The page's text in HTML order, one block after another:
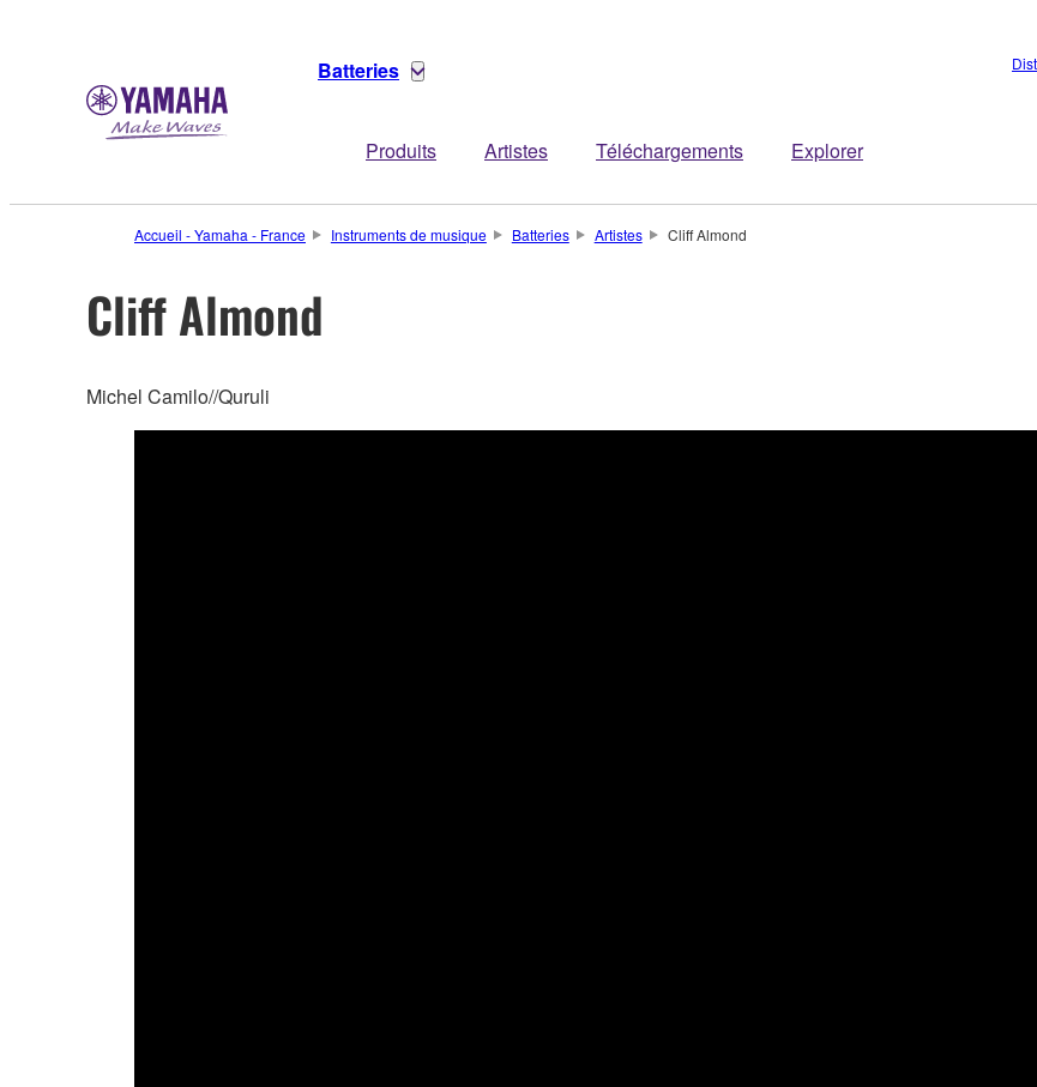
Batteries
Produits Artistes Téléchargements Explorer
Accueil - Yamaha - France Instruments de musique Batteries Artistes Cliff Almond
Cliff Almond
Michel Camilo//Quruli